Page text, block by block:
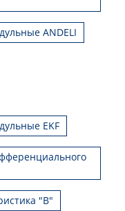
ANDELI
EKF
"B"